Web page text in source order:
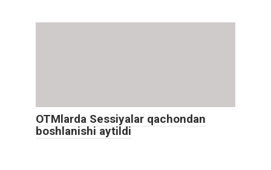
OTMlarda Sessiyalar qachondan
boshlanishi aytildi